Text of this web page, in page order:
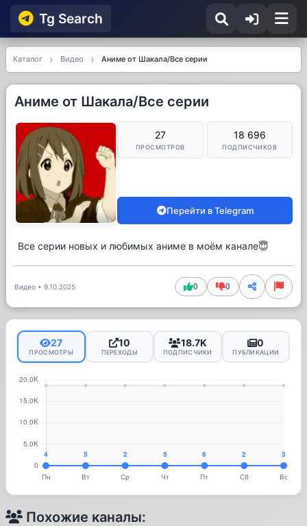
Tg Searсh
Каталог Видео Аниме от Шакала/Все серии
Аниме от Шакала/Все серии
27
ПРОСМОТРОВ
18 696
ПОДПИСЧИКОВ
Перейти в Telegram
Все серии новых и любимых аниме в моём канале😇
Видео • 9.10.2025 0 0
27
ПРОСМОТРЫ
10
ПЕРЕХОДЫ
18.7K
ПОДПИСЧИКИ
0
ПУБЛИКАЦИИ
Похожие каналы: